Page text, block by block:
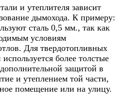
и утеплителя зависит
дымохода. К примеру:
сталь 0,5 мм., так как
условиям
Для твердотопливных
более толстые
защитой в
и утеплением той части,
помещение или на улицу.